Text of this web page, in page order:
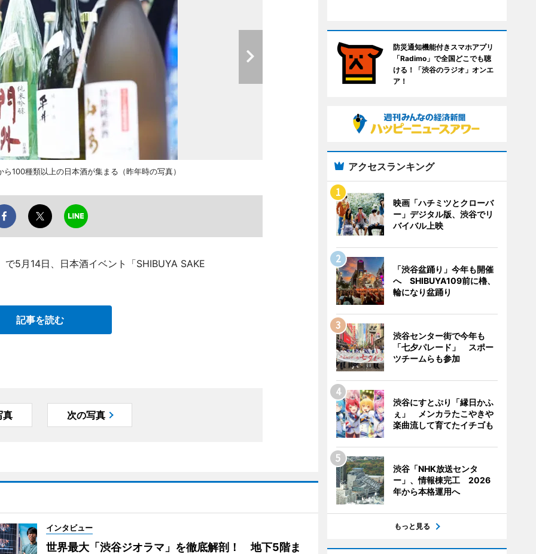
100種類以上の日本酒が集まる（昨年時の写真）
5月14日、日本酒イベント「SHIBUYA SAKE
記事を読む
真 次の写真
インタビュー
世界最大「渋谷ジオラマ」を徹底解剖！ 地下5階ま
防災通知機能付きスマホアプリ
「Radimo」で全国どこでも聴
ける！「渋谷のラジオ」オンエ
ア！
アクセスランキング
映画「ハチミツとクローバ
ー」デジタル版、渋谷でリ
バイバル上映
「渋谷盆踊り」今年も開催
へ SHIBUYA109前に櫓、
輪になり盆踊り
渋谷センター街で今年も
「七夕パレード」 スポー
ツチームらも参加
渋谷にすとぷり「縁日かふ
ぇ」 メンカラたこやきや
楽曲流して育てたイチゴも
渋谷「NHK放送センタ
ー」、情報棟完工 2026
年から本格運用へ
もっと見る